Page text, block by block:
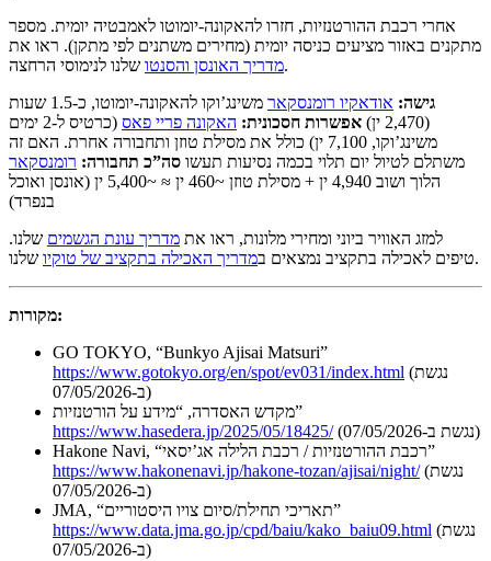
אחרי רכבת ההורטנזיות, חזרו להאקונה-יומוטו לאמבטיה יומית. מספר
מתקנים באזור מציעים כניסה יומית (מחירים משתנים לפי מתקן). ראו את
מדריך האונסן והסנטושלנו לנימוסי הרחצה.
גישה: אודאקיו רומנסקאר
משינג’וקו להאקונה-יומוטו, כ-1.5 שעות
(2,470 ין)
אפשרות חסכונית: האקונה פריי פאס
(כרטיס ל-2 ימים
משינג’וקו, 7,100 ין) כולל את מסילת טוזן ותחבורה אחרת. האם זה
משתלם לטיול יום תלוי בכמה נסיעות תעשו סה”כ תחבורה: רומנסקאר
הלוך ושוב 4,940 ין + מסילת טוזן ~460 ין ≈ ~5,400 ין (אונסן ואוכל
בנפרד)
למזג האוויר ביוני ומחירי מלונות, ראו את מדריך עונת הגשמים שלנו.
טיפים לאכילה בתקציב נמצאים במדריך האכילה בתקציב של טוקיו שלנו.
מקורות:
GO TOKYO, “Bunkyo Ajisai Matsuri”
https://www.gotokyo.org/en/spot/ev031/index.html (נגשת
ב-07/05/2026)
מקדש האסדרה, “מידע על הורטנזיות”
https://www.hasedera.jp/2025/05/18425/
(נגשת ב-07/05/2026)
Hakone Navi, “רכבת ההורטנזיות / רכבת הלילה אג’יסאי”
https://www.hakonenavi.jp/hakone-tozan/ajisai/night/(נגשת
ב-07/05/2026)
JMA, “תאריכי תחילת/סיום צויו היסטוריים”
https://www.data.jma.go.jp/cpd/baiu/kako_baiu09.html (נגשת
ב-07/05/2026)